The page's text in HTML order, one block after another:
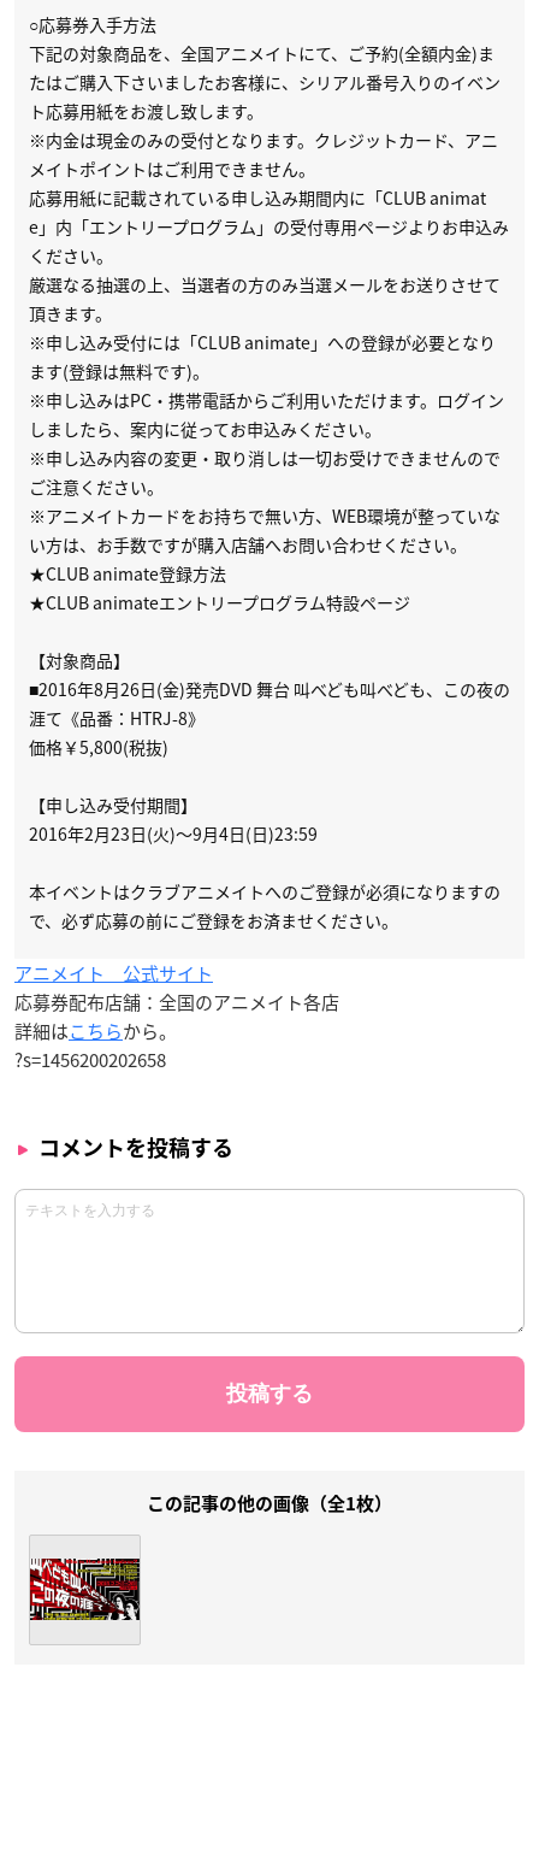
○応募券入手方法
下記の対象商品を、全国アニメイトにて、ご予約(全額内金)ま
たはご購入下さいましたお客様に、シリアル番号入りのイベン
ト応募用紙をお渡し致します。
※内金は現金のみの受付となります。クレジットカード、アニ
メイトポイントはご利用できません。
応募用紙に記載されている申し込み期間内に「CLUB animat
e」内「エントリープログラム」の受付専用ページよりお申込み
ください。
厳選なる抽選の上、当選者の方のみ当選メールをお送りさせて
頂きます。
※申し込み受付には「CLUB animate」への登録が必要となり
ます(登録は無料です)。
※申し込みはPC・携帯電話からご利用いただけます。ログイン
しましたら、案内に従ってお申込みください。
※申し込み内容の変更・取り消しは一切お受けできませんので
ご注意ください。
※アニメイトカードをお持ちで無い方、WEB環境が整っていな
い方は、お手数ですが購入店舗へお問い合わせください。
★CLUB animate登録方法
★CLUB animateエントリープログラム特設ページ
【対象商品】
■2016年8月26日(金)発売DVD 舞台 叫べども叫べども、この夜の
涯て《品番：HTRJ-8》
価格￥5,800(税抜)
【申し込み受付期間】
2016年2月23日(火)～9月4日(日)23:59
本イベントはクラブアニメイトへのご登録が必須になりますの
で、必ず応募の前にご登録をお済ませください。
アニメイト 公式サイト
応募券配布店舗：全国のアニメイト各店
詳細はこちらから。
?s=1456200202658
コメントを投稿する
この記事の他の画像（全1枚）